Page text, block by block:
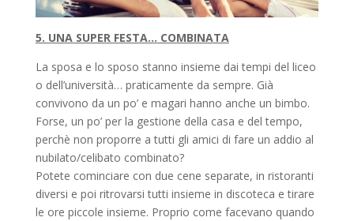
5. UNA SUPER FESTA… COMBINATA
La sposa e lo sposo stanno insieme dai tempi del liceo
o dell’università… praticamente da sempre. Già
convivono da un po’ e magari hanno anche un bimbo.
Forse, un po’ per la gestione della casa e del tempo,
perchè non proporre a tutti gli amici di fare un addio al
nubilato/celibato combinato?
Potete cominciare con due cene separate, in ristoranti
diversi e poi ritrovarsi tutti insieme in discoteca e tirare
le ore piccole insieme. Proprio come facevano quando